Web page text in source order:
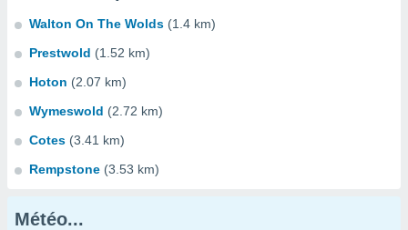
Walton On The Wolds (1.4 km)
Prestwold (1.52 km)
Hoton (2.07 km)
Wymeswold (2.72 km)
Cotes (3.41 km)
Rempstone (3.53 km)
Météo...